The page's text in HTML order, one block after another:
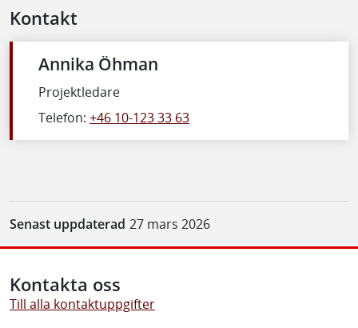
Kontakt
Annika Öhman
Projektledare
Telefon: +46 10-123 33 63
Senast uppdaterad 27 mars 2026
Kontakta oss
Till alla kontaktuppgifter